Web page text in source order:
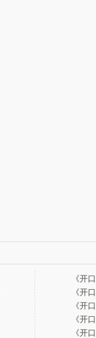
《开
魅力
《开
福来
《开
福来
《开
《开